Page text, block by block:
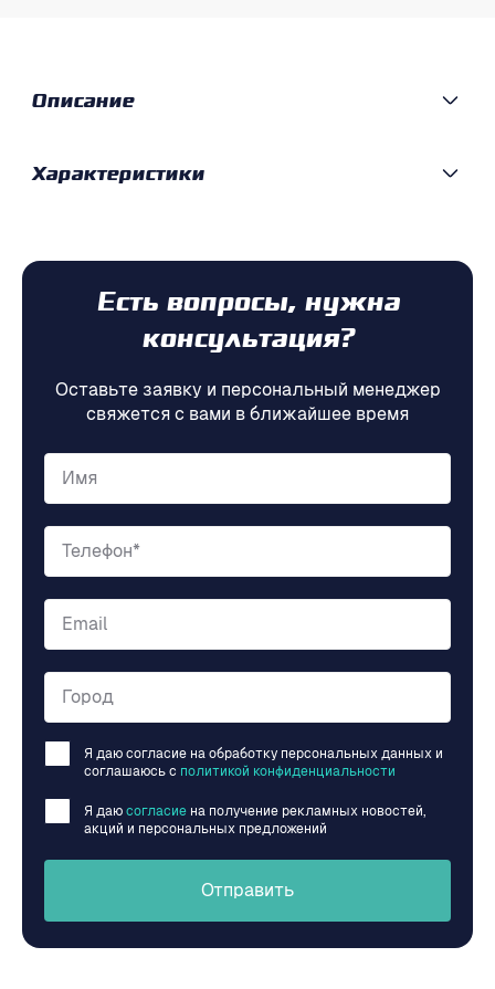
Описание
Характеристики
Есть вопросы, нужна
консультация?
Оставьте заявку и персональный менеджер
свяжется с вами в ближайшее время
Имя
Телефон*
Email
Город
Я даю согласие на обработку персональных данных и
соглашаюсь c политикой конфиденциальности
Я даю согласие на получение рекламных новостей,
акций и персональных предложений
Отправить